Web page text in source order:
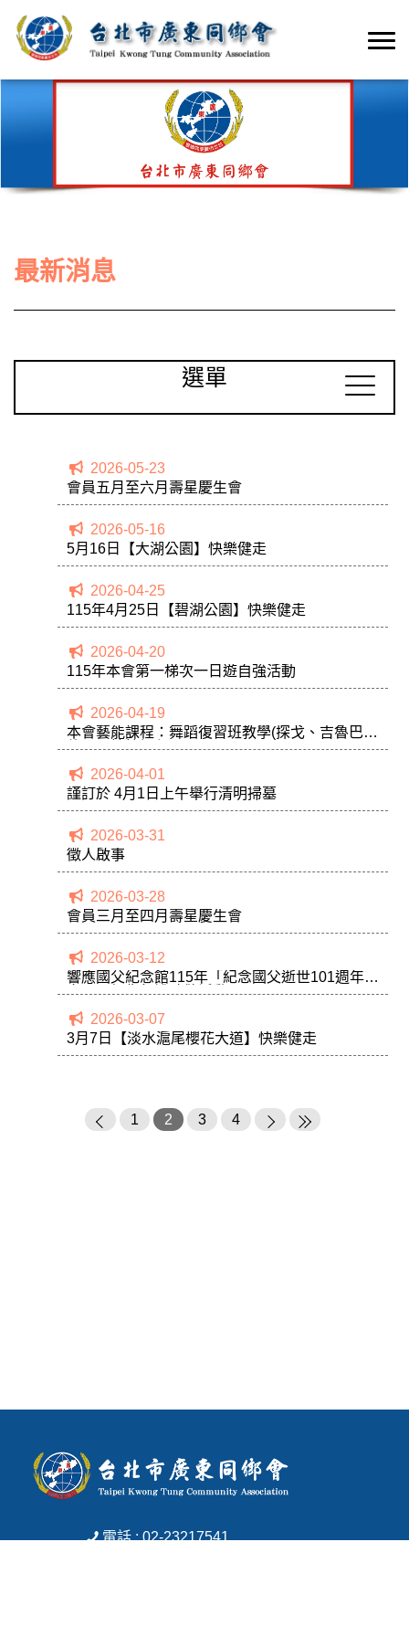
最新消息
選單
2026-05-23
會員五月至六月壽星慶生會
2026-05-16
5月16日【大湖公園】快樂健走
2026-04-25
115年4月25日【碧湖公園】快樂健走
2026-04-20
115年本會第一梯次一日遊自強活動
2026-04-19
本會藝能課程：舞蹈復習班教學(探戈、吉魯巴、
倫巴、恰恰課程)
2026-04-01
謹訂於 4月1日上午舉行清明掃墓
2026-03-31
徵人啟事
2026-03-28
會員三月至四月壽星慶生會
2026-03-12
響應國父紀念館115年「紀念國父逝世101週年」
向國父銅像行禮致敬活動
2026-03-07
3月7日【淡水滬尾櫻花大道】快樂健走
1 2 3 4
電話 : 02-23217541